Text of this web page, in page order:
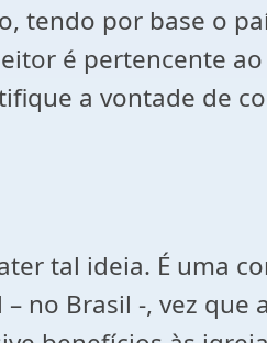
tendo por base o
é pertencente
a vontade de
tal ideia. É uma
– no Brasil -, vez